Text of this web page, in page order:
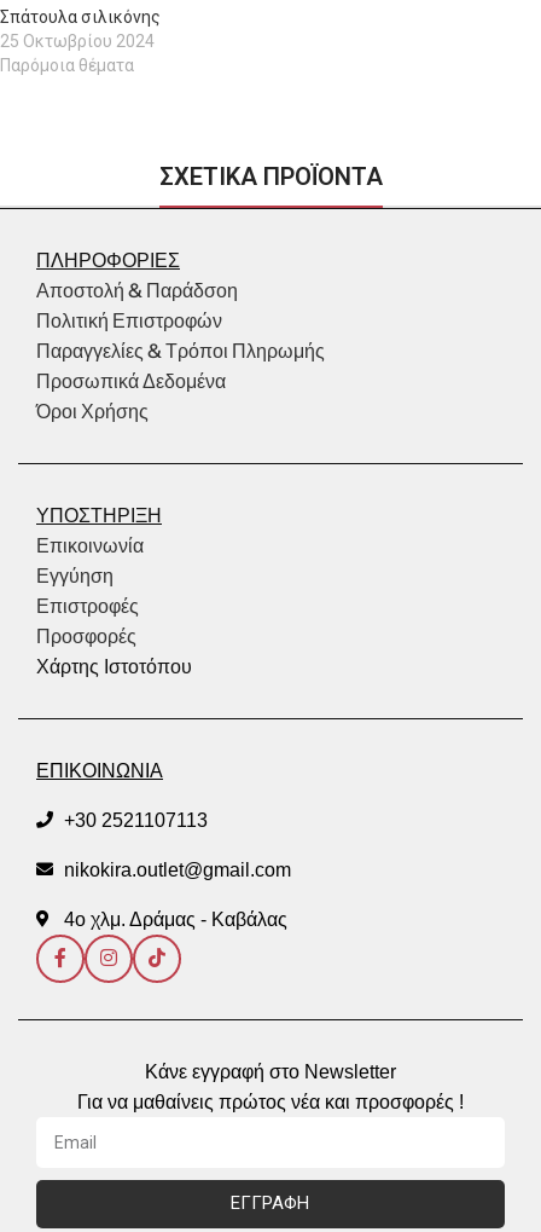
Σπάτουλα σιλικόνης
25 Οκτωβρίου 2024
Παρόμοια θέματα
ΣΧΕΤΙΚΑ ΠΡΟΪΟΝΤΑ
ΠΛΗΡΟΦΟΡΙΕΣ
Αποστολή & Παράδσοη
Πολιτική Επιστροφών
Παραγγελίες & Τρόποι Πληρωμής
Προσωπικά Δεδομένα
Όροι Χρήσης
ΥΠΟΣΤΗΡΙΞΗ
Επικοινωνία
Εγγύηση
Επιστροφές
Προσφορές
Χάρτης Ιστοτόπου
ΕΠΙΚΟΙΝΩΝΙΑ
+30 2521107113
nikokira.outlet@gmail.com
4ο χλμ. Δράμας - Καβάλας
Κάνε εγγραφή στο Newsletter
Για να μαθαίνεις πρώτος νέα και προσφορές !
ΕΓΓΡΑΦΗ